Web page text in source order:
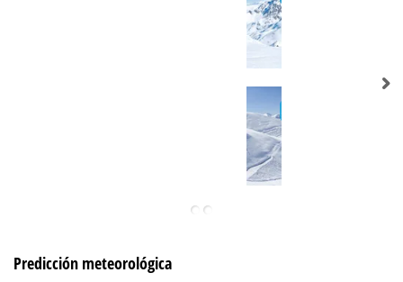
Predicción meteorológica